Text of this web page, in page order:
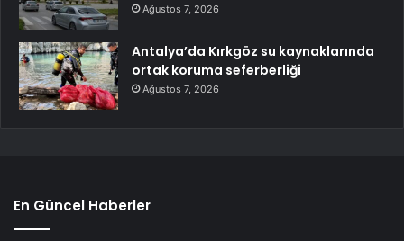
Ağustos 7, 2026
Antalya’da Kırkgöz su kaynaklarında
ortak koruma seferberliği
Ağustos 7, 2026
En Güncel Haberler